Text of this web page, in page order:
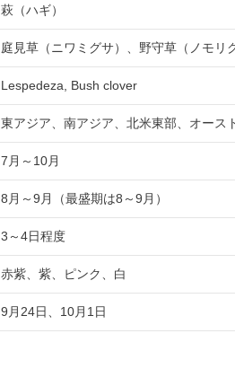
萩（ハギ）
庭見草（ニワミグサ）、野守草（ノモリ
Lespedeza, Bush clover
東アジア、南アジア、北米東部、オース
7月～10月
8月～9月（最盛期は8～9月）
3～4日程度
赤紫、紫、ピンク、白
9月24日、10月1日